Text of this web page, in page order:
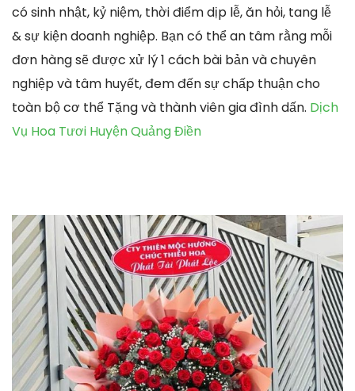
có sinh nhật, kỷ niệm, thời điểm dịp lễ, ăn hỏi, tang lễ
& sự kiện doanh nghiệp. Bạn có thể an tâm rằng mỗi
đơn hàng sẽ được xử lý 1 cách bài bản và chuyên
nghiệp và tâm huyết, đem đến sự chấp thuận cho
toàn bộ cơ thể Tặng và thành viên gia đình dấn. Dịch
Vụ Hoa Tươi Huyện Quảng Điền